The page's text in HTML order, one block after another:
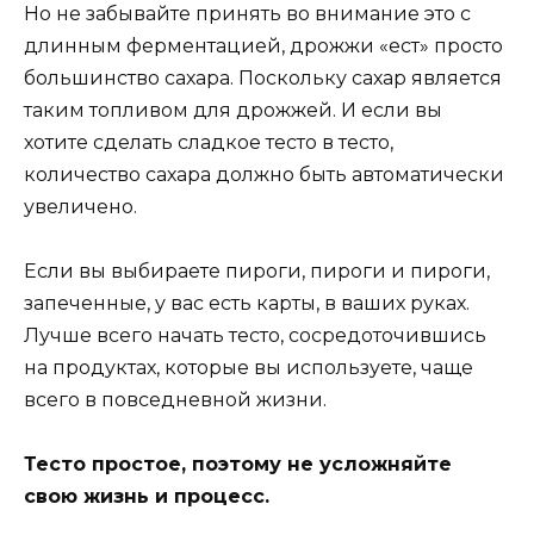
Но не забывайте принять во внимание это с
длинным ферментацией, дрожжи «ест» просто
большинство сахара. Поскольку сахар является
таким топливом для дрожжей. И если вы
хотите сделать сладкое тесто в тесто,
количество сахара должно быть автоматически
увеличено.
Если вы выбираете пироги, пироги и пироги,
запеченные, у вас есть карты, в ваших руках.
Лучше всего начать тесто, сосредоточившись
на продуктах, которые вы используете, чаще
всего в повседневной жизни.
Тесто простое, поэтому не усложняйте
свою жизнь и процесс.